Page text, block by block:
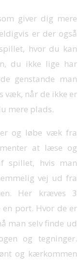
giver dig mere
er der også
hvor du kan
du ikke lige har
genstande man
væk, når de ikke er
mere plads.
og løbe væk fra
at læse og
spillet, hvis man
vej ud fra
Her kræves 3
en port. Hvor de er
man selv finde ud
og tegninger.
og kærkommen